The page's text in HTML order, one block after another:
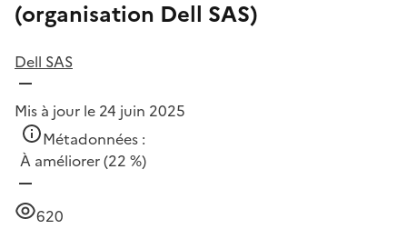
(organisation Dell SAS)
Dell SAS
Mis à jour le 24 juin 2025
Métadonnées :
À améliorer(22 %)
620